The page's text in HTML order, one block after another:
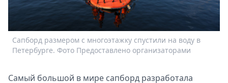
Стримы
Спецпроекты
Звезды
Выборы
2026
Metro
Сапборд размером с многоэтажку спустили на воду в
Петербурге. Фото Предоставлено организаторами
Самый большой в мире сапборд разработала